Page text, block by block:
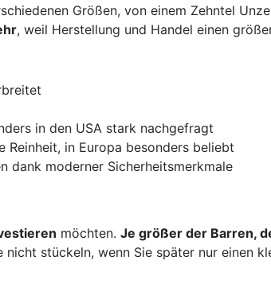
Größen, von einem Zehntel
, weil Herstellung und Handel einen
in den USA stark nachgefragt
Reinheit, in Europa besonders beliebt
dank moderner Sicherheitsmerkmale
möchten. Je größer der Barren,
stückeln, wenn Sie später nur einen